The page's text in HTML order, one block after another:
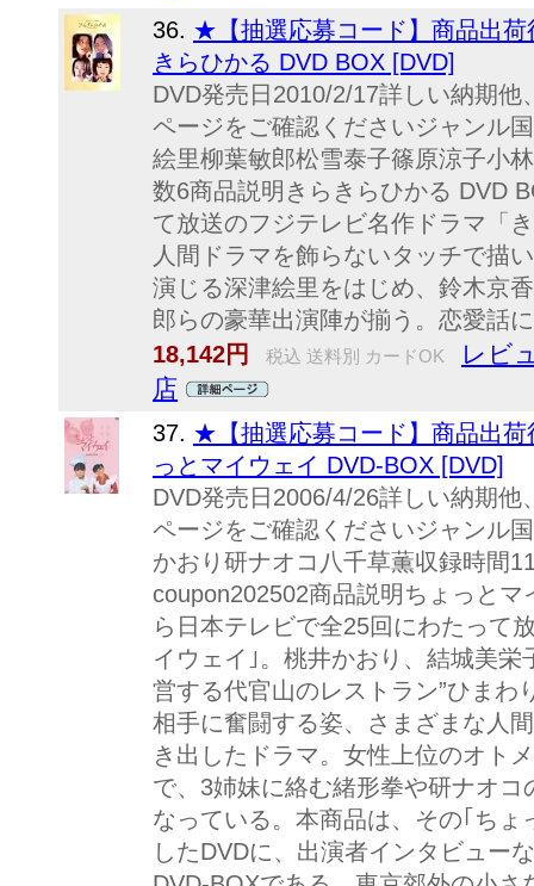
36. ★【抽選応募コード】商品出
きらひかる DVD BOX [DVD]
DVD発売日2010/2/17詳しい納期
ページをご確認くださいジャンル
絵里柳葉敏郎松雪泰子篠原涼子小
数6商品説明きらきらひかる DVD
て放送のフジテレビ名作ドラマ「
人間ドラマを飾らないタッチで描
演じる深津絵里をはじめ、鈴木京
郎らの豪華出演陣が揃う。恋愛話
18,142円
税込 送料別 カードOK
レビ
店
37. ★【抽選応募コード】商品出
っとマイウェイ DVD-BOX [DVD]
DVD発売日2006/4/26詳しい納期
ページをご確認くださいジャンル
かおり研ナオコ八千草薫収録時間
coupon202502商品説明ちょっと
ら日本テレビで全25回にわたって
イウェイ｣。桃井かおり、結城美
営する代官山のレストラン”ひまわ
相手に奮闘する姿、さまざまな人
き出したドラマ。女性上位のオト
で、3姉妹に絡む緒形拳や研ナオ
なっている。本商品は、その｢ち
したDVDに、出演者インタビュー